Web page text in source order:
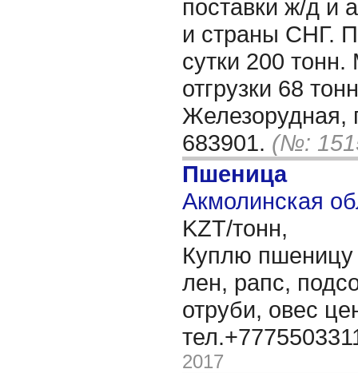
поставки ж/д и
и страны СНГ.
сутки 200
отгрузки 68
Железорудная,
683901. (№:
Пшеница
Акмолинская
KZT/тонн,
Куплю пшеницу
лен, рапс,
отруби, овес
2017